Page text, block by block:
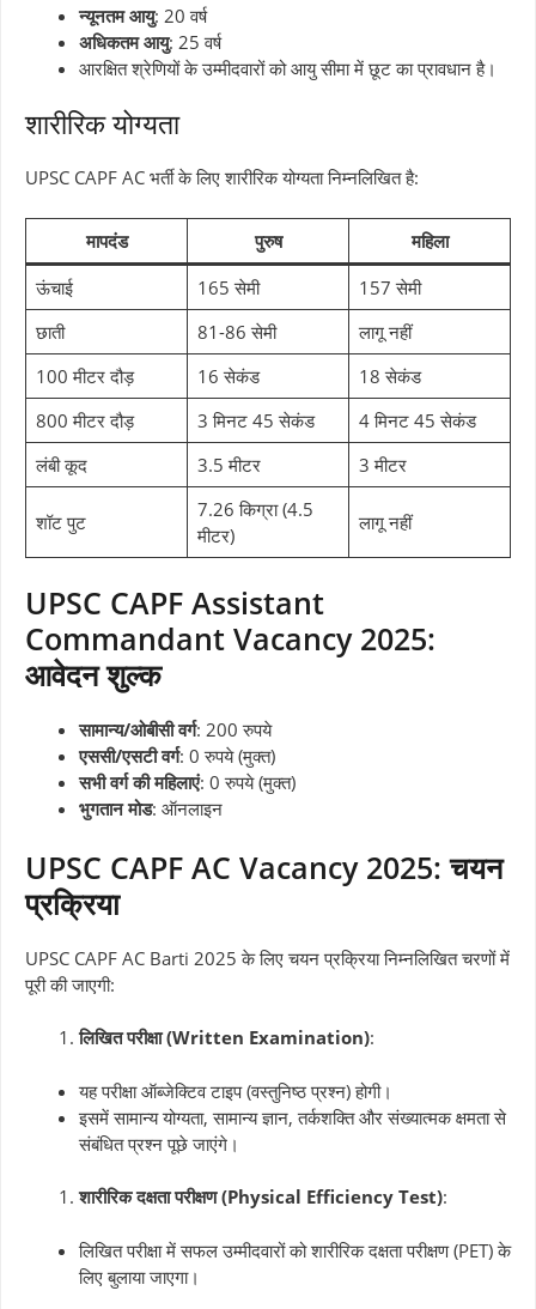
न्यूनतम आयु: 20 वर्ष
अधिकतम आयु: 25 वर्ष
आरक्षित श्रेणियों के उम्मीदवारों को आयु सीमा में छूट का प्रावधान है।
शारीरिक योग्यता
UPSC CAPF AC भर्ती के लिए शारीरिक योग्यता निम्नलिखित है:
मापदंड पुरुष
महिला
ऊंचाई
165 सेमी
157 सेमी
छाती
81-86 सेमी
लागू नहीं
100 मीटर दौड़
16 सेकंड
18 सेकंड
800 मीटर दौड़
3 मिनट 45 सेकंड
4 मिनट 45 सेकंड
लंबी कूद
3.5 मीटर 3 मीटर
शॉट पुट
7.26 किग्रा (4.5
मीटर)
लागू नहीं
UPSC CAPF Assistant
Commandant Vacancy 2025:
आवेदन शुल्क
सामान्य/ओबीसी वर्ग: 200 रुपये
एससी/एसटी वर्ग: 0 रुपये (मुक्त)
सभी वर्ग की महिलाएं: 0 रुपये (मुक्त)
भुगतान मोड: ऑनलाइन
UPSC CAPF AC Vacancy 2025: चयन
प्रक्रिया
UPSC CAPF AC Barti 2025 के लिए चयन प्रक्रिया निम्नलिखित चरणों में
पूरी की जाएगी:
लिखित परीक्षा (Written Examination):
यह परीक्षा ऑब्जेक्टिव टाइप (वस्तुनिष्ठ प्रश्न) होगी।
इसमें सामान्य योग्यता, सामान्य ज्ञान, तर्कशक्ति और संख्यात्मक क्षमता से
संबंधित प्रश्न पूछे जाएंगे।
शारीरिक दक्षता परीक्षण (Physical Efficiency Test):
लिखित परीक्षा में सफल उम्मीदवारों को शारीरिक दक्षता परीक्षण (PET) के
लिए बुलाया जाएगा।